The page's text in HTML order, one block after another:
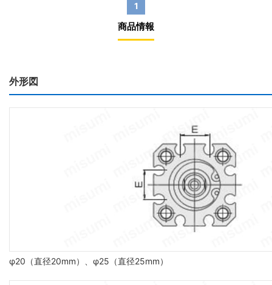
1
商品情報
外形図
φ20（直径20mm）、φ25（直径25mm）